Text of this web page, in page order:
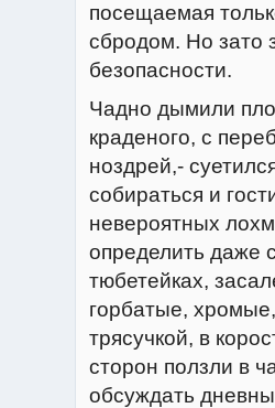
посещаемая
сбродом. Hо зато
безопасности.
Чадно дымили
краденого, с
ноздрей,-
собираться и
невероятных
определить даже
тюбетейках,
горбатые,
трясучкой, в
сторон ползли в
обсуждать